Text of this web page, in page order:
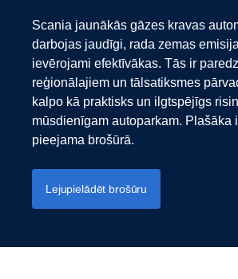
Scania jaunākās gāzes kravas
darbojas jaudīgi, rada zemas
ievērojami efektīvākas. Tās ir
reģionālajiem un tālsatiksmes
kalpo kā praktisks un ilgtspējīgs
mūsdienīgam autoparkam. Plašāka
pieejama brošūrā.
Lejupielādēt brošūru